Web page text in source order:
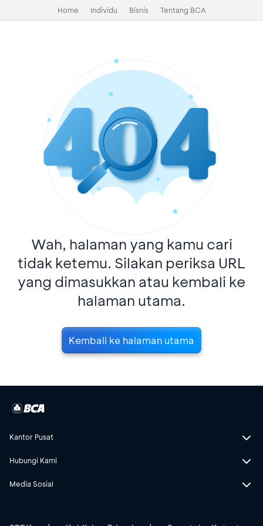
Home Individu Bisnis Tentang BCA
Wah, halaman yang kamu cari
tidak ketemu. Silakan periksa URL
yang dimasukkan atau kembali ke
halaman utama.
Kembali ke halaman utama
Kantor Pusat
Hubungi Kami
Media Sosial